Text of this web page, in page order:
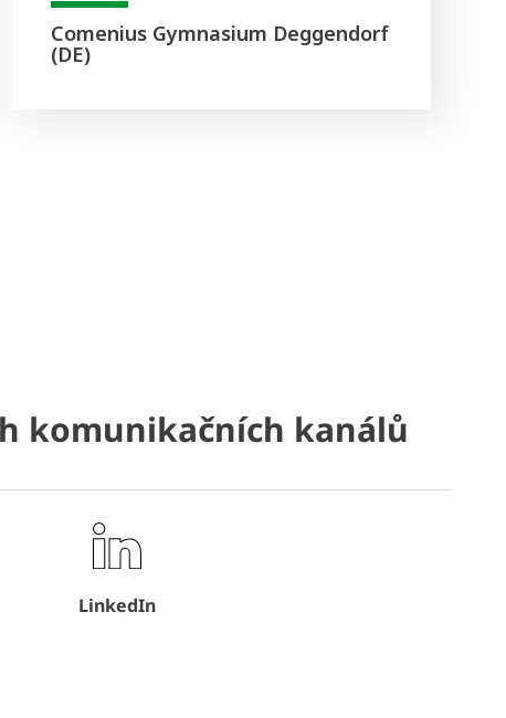
Comenius Gymnasium Deggendorf
(DE)
komunikačních kanálů
LinkedIn